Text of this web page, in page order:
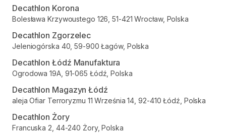
Decathlon Korona
Bolesława Krzywoustego 126, 51-421 Wrocław, Polska
Decathlon Zgorzelec
Jeleniogórska 40, 59-900 Łagów, Polska
Decathlon Łódź Manufaktura
Ogrodowa 19A, 91-065 Łódź, Polska
Decathlon Magazyn Łódź
aleja Ofiar Terroryzmu 11 Września 14, 92-410 Łódź, Polska
Decathlon Żory
Francuska 2, 44-240 Żory, Polska